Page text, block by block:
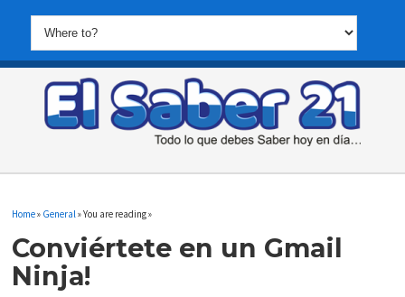
Home» General » You are reading »
Conviértete en un Gmail
Ninja!